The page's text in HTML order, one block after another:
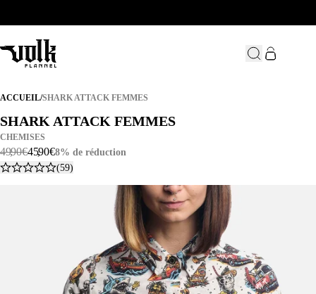
ACCUEIL/SHARK ATTACK FEMMES
SHARK ATTACK FEMMES
SHARK ATTACK FEMMES
SHARK ATTACK FEMMES
CHEMISES
49,90€45,90€8% de réduction
(59)